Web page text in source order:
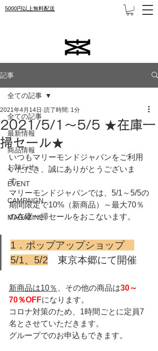
5000円以上無料配送
記事
全ての記事
最新情報
商品情報
お知らせ
EVENT
CAMPAIGN
MAGAZINE
全ての記事
2021/5/1～5/5 ★在庫一
掃セール★
2021年4月14日 読了時間: 1分
いつもマリーモンドジャパンをご利用
いただき、誠にありがとうございま
す。
マリーモンドジャパンでは、5/1～5/5の
期間限定で10%（新商品）～最大70％
の在庫一掃セールをおこないます。
1．ポップアップショップ
5/1、5/2 東京本郷にて開催
新商品は10％ 、その他の商品は30～
70％OFFになります。
コロナ対策のため、1時間ごとに定員7
名とさせていただきます。
グループでのお申込もできます。